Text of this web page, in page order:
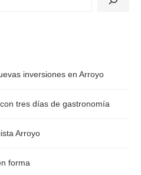
inversiones en Arroyo
tres días de gastronomía
Arroyo
forma